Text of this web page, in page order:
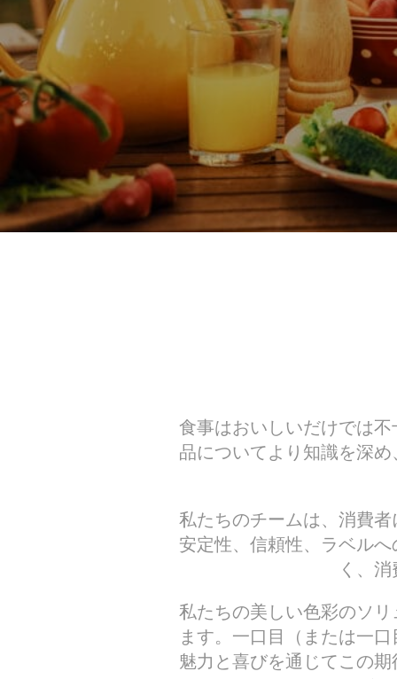
食事はおいしいだけでは
品についてより知識を深
私たちのチームは、消費
安定性、信頼性、ラベル
く、
私たちの美しい色彩のソ
ます。一口目（または一
魅力と喜びを通じてこの